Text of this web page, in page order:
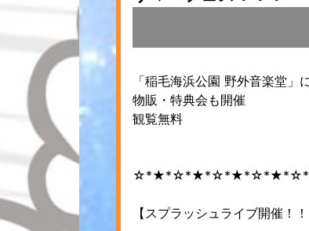
「稲毛海浜公園 野外音楽堂
物販・特典会も開催
観覧無料
【スプラッシュライブ開催！！